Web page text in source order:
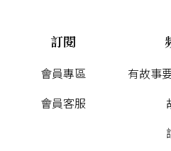
訂閱
會員專區
會員客服
有故事